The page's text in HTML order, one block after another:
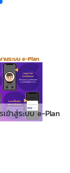
ข้าสู่ระบบ e-Plan